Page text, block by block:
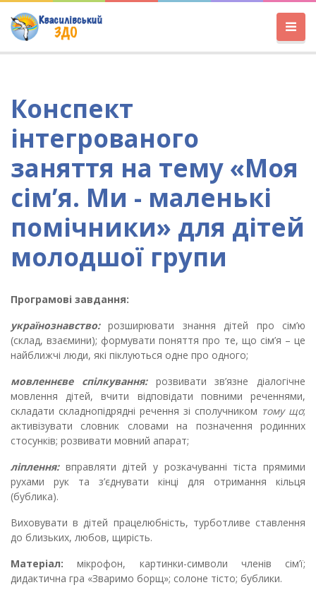
Конспект
інтегрованого
заняття на тему «Моя
сім’я. Ми - маленькі
помічники» для дітей
молодшої групи
Програмові завдання:
українознавство:розширювати знання дітей про сім’ю
(склад, взаємини); формувати поняття про те, що сім’я – це
найближчі люди, які піклуються одне про одного;
мовленнєве спілкування:розвивати зв’язне діалогічне
мовлення дітей, вчити відповідати повними реченнями,
складати складнопідрядні речення зі сполучником тому що;
активізувати словник словами на позначення родинних
стосунків; розвивати мовний апарат;
ліплення:вправляти дітей у розкачуванні тіста прямими
рухами рук та з’єднувати кінці для отримання кільця
(бублика).
Виховувати в дітей працелюбність, турботливе ставлення
до близьких, любов, щирість.
Матеріал: мікрофон, картинки-символи членів сім’ї;
дидактична гра «Зваримо борщ»; солоне тісто; бублики.